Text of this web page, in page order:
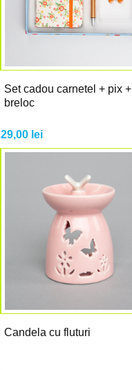
Set cadou carnetel + pix +
breloc
29,00 lei
Candela cu fluturi